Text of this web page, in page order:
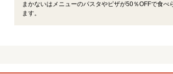
まかないはメニューのパスタやピザが50％OFFで食べ
ます。